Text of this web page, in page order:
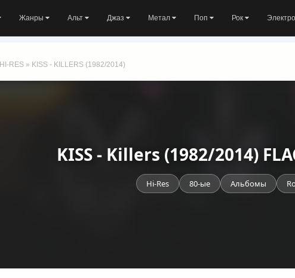
Жанры Альт Джаз Метал Поп Рок
HI-RES » KISS - KILLERS (1982/2014)
KISS - Killers (1982/2014)
Hi-Res 80-ые Альбомы